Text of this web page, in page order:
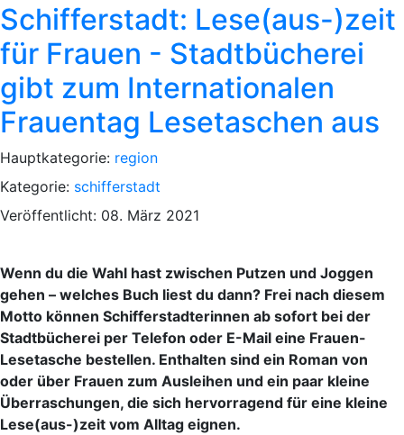
Schifferstadt: Lese(aus-)zeit
für Frauen - Stadtbücherei
gibt zum Internationalen
Frauentag Lesetaschen aus
Hauptkategorie: region
Kategorie: schifferstadt
Veröffentlicht: 08. März 2021
Wenn du die Wahl hast zwischen Putzen und Joggen
gehen – welches Buch liest du dann? Frei nach diesem
Motto können Schifferstadterinnen ab sofort bei der
Stadtbücherei per Telefon oder E-Mail eine Frauen-
Lesetasche bestellen. Enthalten sind ein Roman von
oder über Frauen zum Ausleihen und ein paar kleine
Überraschungen, die sich hervorragend für eine kleine
Lese(aus-)zeit vom Alltag eignen.